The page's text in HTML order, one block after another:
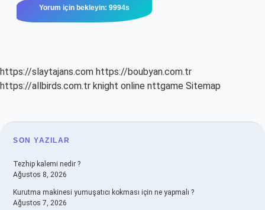
https://slaytajans.com https://boubyan.com.tr
https://allbirds.com.tr knight online nttgame Sitemap
SIDEBAR
SON YAZILAR
Tezhip kalemi nedir ?
Ağustos 8, 2026
Kurutma makinesi yumuşatıcı kokması için ne yapmalı ?
Ağustos 7, 2026